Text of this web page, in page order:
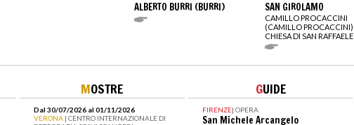
ALBERTO BURRI (BURRI) SAN GIROLAMO
CAMILLO PROCACCINI
(CAMILLO PROCACCINI)
CHIESA DI SAN RAFFAELE
MOSTRE
Dal 30/07/2026 al 01/11/2026
VERONA | CENTRO INTERNAZIONALE DI
GUIDE
FIRENZE| OPERA
San Michele Arcangelo